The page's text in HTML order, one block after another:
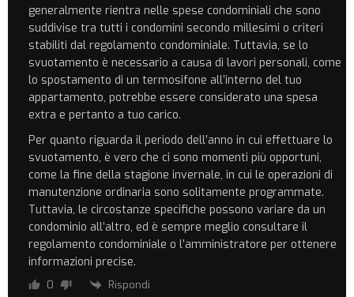
generalmente rientra nelle spese condominiali che sono
suddivise tra tutti i condomini secondo millesimi o criteri
stabiliti dal regolamento condominiale. Tuttavia, se lo
svuotamento è necessario a causa di lavori personali, come
lo spostamento di un termosifone all’interno del tuo
appartamento, potrebbe essere considerato una spesa
extra e pertanto a tuo carico.
Per quanto riguarda il periodo dell’anno in cui effettuare lo
svuotamento, è vero che ci sono momenti più opportuni,
come la fine della stagione invernale, in cui le operazioni di
manutenzione ordinaria sono solitamente programmate.
Tuttavia, le circostanze specifiche possono variare da un
condominio all’altro, ed è sempre meglio consultare il
regolamento condominiale o l’amministratore per ottenere
informazioni precise.
0 Rispondi